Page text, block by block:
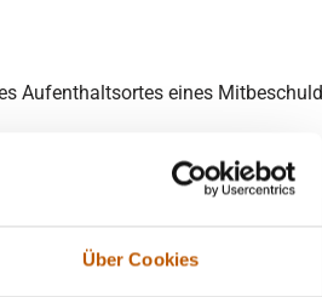
Über Cookies
Aufenthaltsortes eines
Beschlusses.
schwerwiegende
werden können.